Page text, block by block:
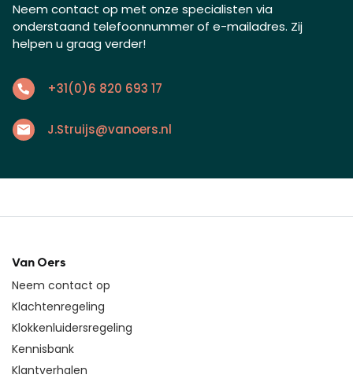
Neem contact op met onze specialisten via
onderstaand telefoonnummer of e-mailadres. Zij
helpen u graag verder!
+31(0)6 820 693 17
J.Struijs@vanoers.nl
Van Oers
Neem contact op
Klachtenregeling
Klokkenluidersregeling
Kennisbank
Klantverhalen